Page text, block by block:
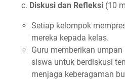
c. Diskusi dan Refleksi (10
Setiap kelompok
mereka kepada kelas.
Guru memberikan
siswa untuk berdiskusi
menjaga keberagaman